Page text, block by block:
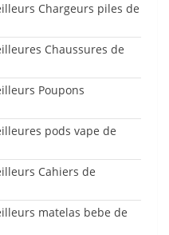
Chargeurs piles de
Chaussures de
Poupons
pods vape de
Cahiers de
matelas bebe de